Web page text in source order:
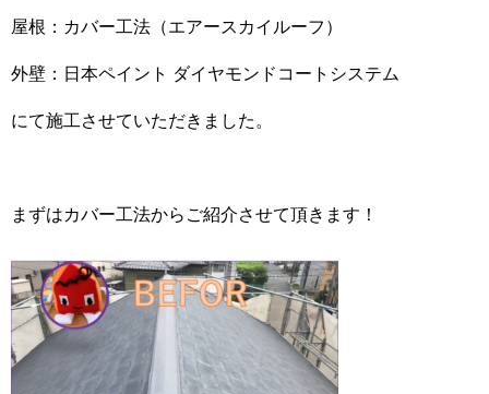
屋根：カバー工法（エアースカイルーフ）
外壁：日本ペイント ダイヤモンドコートシステム
にて施工させていただきました。
まずはカバー工法からご紹介させて頂きます！